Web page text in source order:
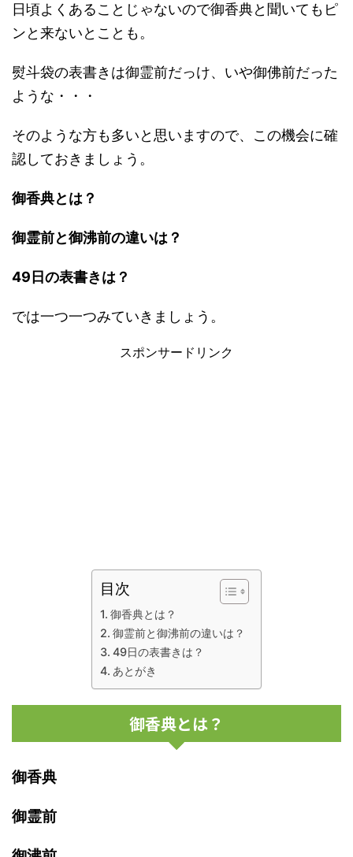
日頃よくあることじゃないので御香典と聞いてもピ
ンと来ないとことも。
熨斗袋の表書きは御霊前だっけ、いや御佛前だった
ような・・・
そのような方も多いと思いますので、この機会に確
認しておきましょう。
御香典とは？
御霊前と御沸前の違いは？
49日の表書きは？
では一つ一つみていきましょう。
スポンサードリンク
目次
御香典とは？
御霊前と御沸前の違いは？
49日の表書きは？
あとがき
御香典とは？
御香典
御霊前